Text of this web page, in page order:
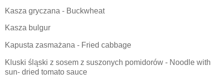
Kasza gryczana - Buckwheat
Kasza bulgur
Kapusta zasmażana - Fried cabbage
Kluski śląski z sosem z suszonych pomidorów - Noodle with
sun- dried tomato sauce